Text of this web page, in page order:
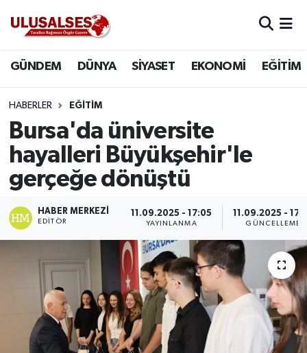
GÜNDEM DÜNYA SİYASET EKONOMİ EĞİTİM
HABERLER EĞİTİM
Bursa'da üniversite
hayalleri Büyükşehir'le
gerçeğe dönüştü
HABER MERKEZI
EDITÖR
11.09.2025 - 17:05
YAYINLANMA
11.09.2025 -
GÜNCELLEME
DÜNYA
SİYASET
EKONOMİ
EĞİTİM
SAĞLIK
MAGAZİN
SPOR
Trafik Durumu
Süper Lig Puan Durumu ve Fikstür
Tüm Manşetler
Son Dakika Haberleri
Haber Arşivi